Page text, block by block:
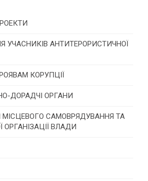
та програм місцевого
громадянського суспільства
МТД
УЧАСНИКІВ АНТИТЕРОРИСТИЧНОЇ
КОРУПЦІЇ
ДОРАДЧІ ОРГАНИ
САМОВРЯДУВАННЯ ТА
ОРГАНІЗАЦІЇ ВЛАДИ